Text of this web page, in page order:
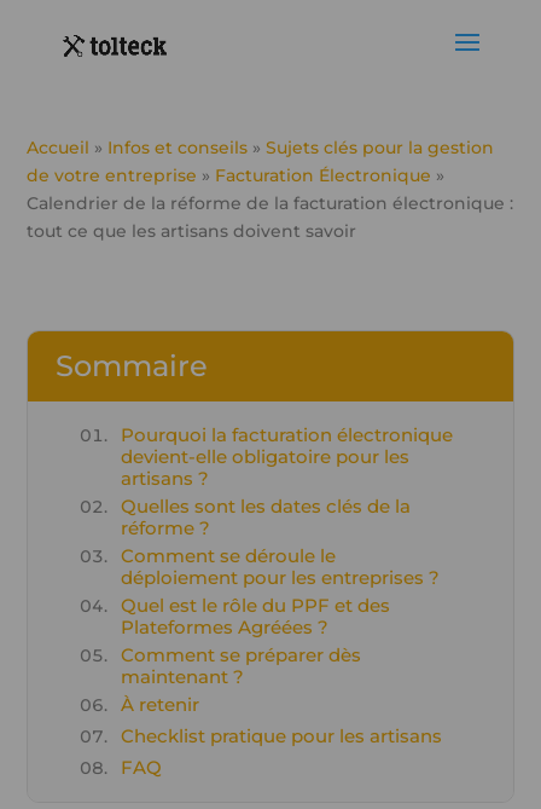
Accueil » Infos et conseils »Sujets clés pour la gestion
de votre entreprise » Facturation Électronique »
Calendrier de la réforme de la facturation électronique :
tout ce que les artisans doivent savoir
Sommaire
Pourquoi la facturation électronique
devient-elle obligatoire pour les
artisans ?
Quelles sont les dates clés de la
réforme ?
Comment se déroule le
déploiement pour les entreprises ?
Quel est le rôle du PPF et des
Plateformes Agréées ?
Comment se préparer dès
maintenant ?
À retenir
Checklist pratique pour les artisans
FAQ